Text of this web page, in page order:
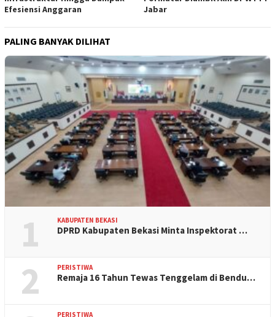
Efesiensi Anggaran
Jabar
PALING BANYAK DILIHAT
1 KABUPATEN BEKASI
DPRD Kabupaten Bekasi Minta Inspektorat …
2 PERISTIWA
Remaja 16 Tahun Tewas Tenggelam di Bendu…
PERISTIWA